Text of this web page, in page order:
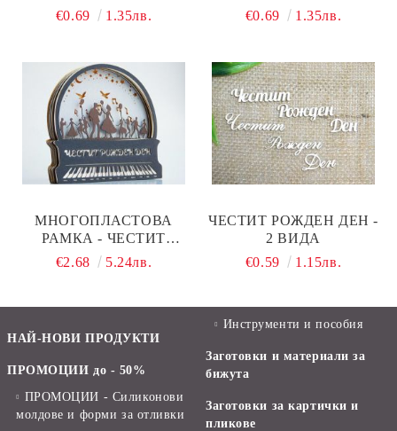
€0.69
1.35лв.
€0.69
1.35лв.
МНОГОПЛАСТОВА
РАМКА - ЧЕСТИТ
РОЖДЕН ДЕН - 10
€2.68 5.24лв.
ЧЕСТИТ РОЖДЕН ДЕН -
2 ВИДА
€0.59
1.15лв.
НАЙ-НОВИ ПРОДУКТИ
ПРОМОЦИИ до - 50%
ПРОМОЦИИ - Силиконови
молдове и форми за отливки
Инструменти и пособия
Заготовки и материали за
бижута
Заготовки за картички и
пликове